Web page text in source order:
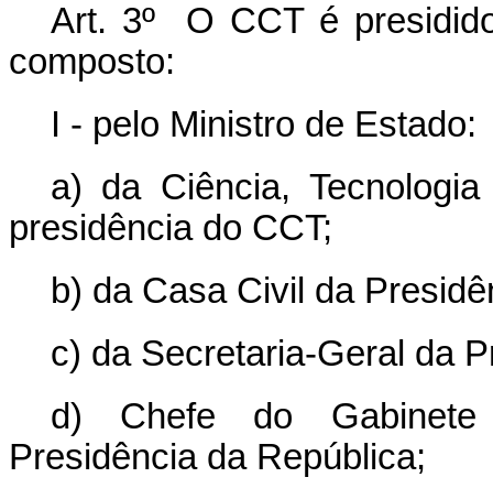
Art. 3º O CCT é
composto:
I - pelo Ministro de Estado:
a) da Ciência,
presidência do CCT;
b) da Casa Civil da
c) da Secretaria-Geral da
d) Chefe do Gabinete
Presidência da República;